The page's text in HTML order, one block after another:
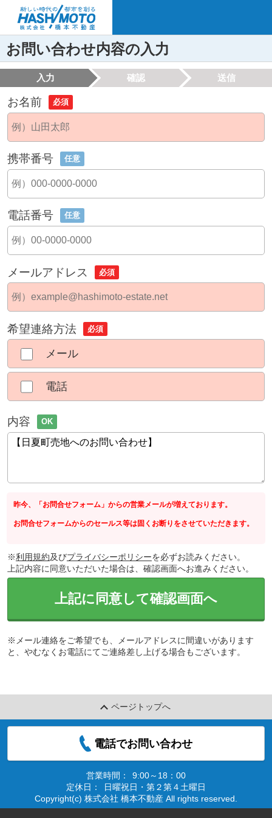
お問い合わせ内容の入力
入力 確認 送信
お名前 必須
携帯番号 任意
電話番号 任意
メールアドレス 必須
希望連絡方法 必須
メール
電話
内容 OK
昨今、「お問合せフォーム」からの営業メールが増えております。
お問合せフォームからのセールス等は固くお断りをさせていただきます。
※利用規約及びプライバシーポリシーを必ずお読みください。
上記内容に同意いただいた場合は、確認画面へお進みください。
上記に同意して確認画面へ
※メール連絡をご希望でも、メールアドレスに間違いがあります
と、やむなくお電話にてご連絡差し上げる場合もございます。
ページトップへ
電話でお問い合わせ
営業時間：
9:00～18：00
定休日：
日曜祝日・第２第４土曜日
Copyright(c) 株式会社 橋本不動産 All rights reserved.